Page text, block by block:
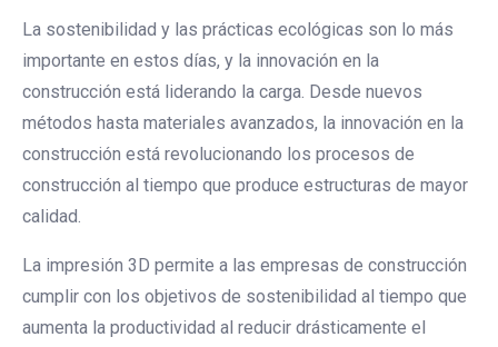
La sostenibilidad y las prácticas ecológicas son lo más
importante en estos días, y la innovación en la
construcción está liderando la carga. Desde nuevos
métodos hasta materiales avanzados, la innovación en la
construcción está revolucionando los procesos de
construcción al tiempo que produce estructuras de mayor
calidad.
La impresión 3D permite a las empresas de construcción
cumplir con los objetivos de sostenibilidad al tiempo que
aumenta la productividad al reducir drásticamente el